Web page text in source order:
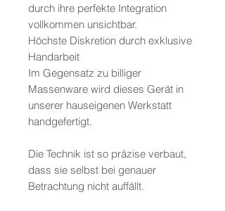
durch ihre perfekte Integration
vollkommen unsichtbar.
Höchste Diskretion durch exklusive
Handarbeit
Im Gegensatz zu billiger
Massenware wird dieses Gerät in
unserer hauseigenen Werkstatt
handgefertigt.
Die Technik ist so präzise verbaut,
dass sie selbst bei genauer
Betrachtung nicht auffällt.